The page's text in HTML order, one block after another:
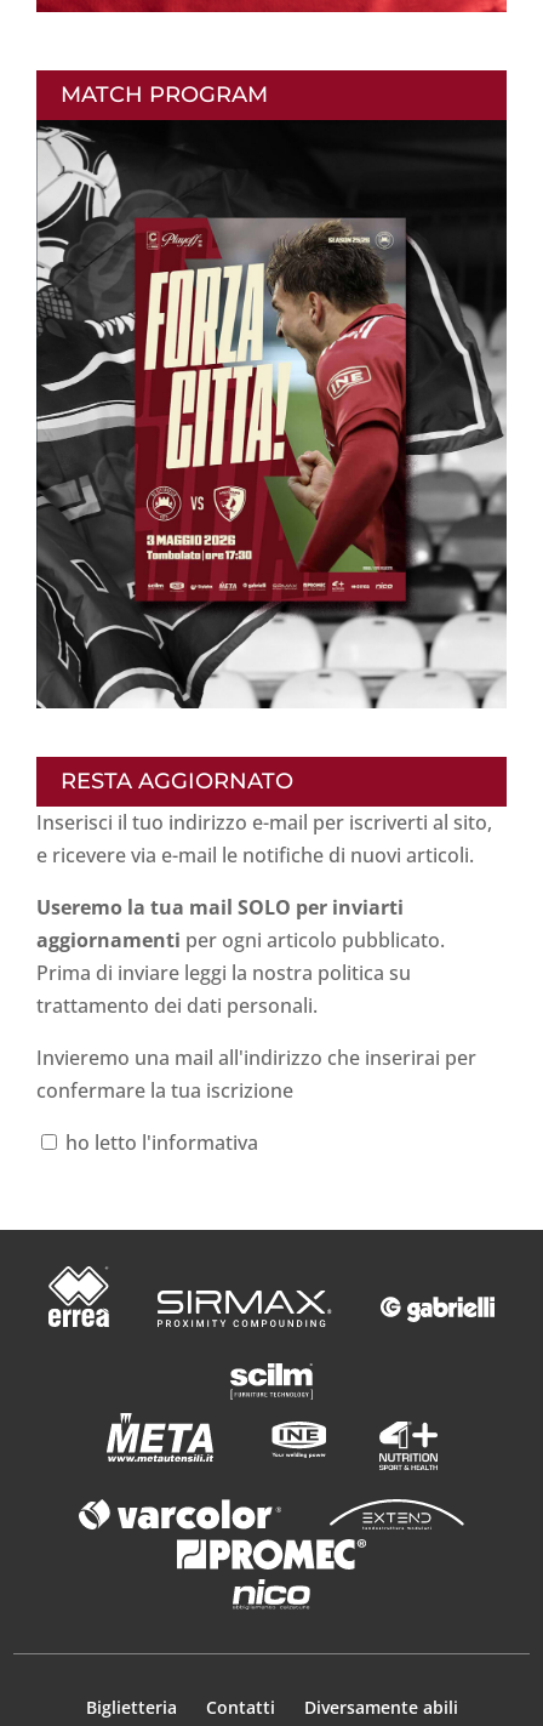
MATCH PROGRAM
RESTA AGGIORNATO
Inserisci il tuo indirizzo e-mail per iscriverti al sito,
e ricevere via e-mail le notifiche di nuovi articoli.
Useremo la tua mail SOLO per inviarti
aggiornamenti per ogni articolo pubblicato.
Prima di inviare leggi la nostra politica su
trattamento dei dati personali.
Invieremo una mail all'indirizzo che inserirai per
confermare la tua iscrizione
ho letto l'informativa
Biglietteria Contatti Diversamente abili